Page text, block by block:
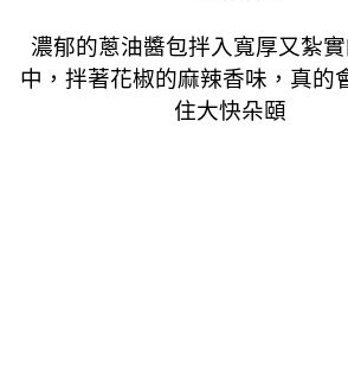
濃郁的蔥油醬包拌入寬厚又紮
中，拌著花椒的麻辣香味，真的
住大快朵頤